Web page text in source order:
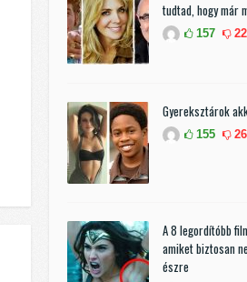
tudtad, hogy már
157
Gyereksztárok
155
A 8 legordítóbb
amiket biztosan
észre